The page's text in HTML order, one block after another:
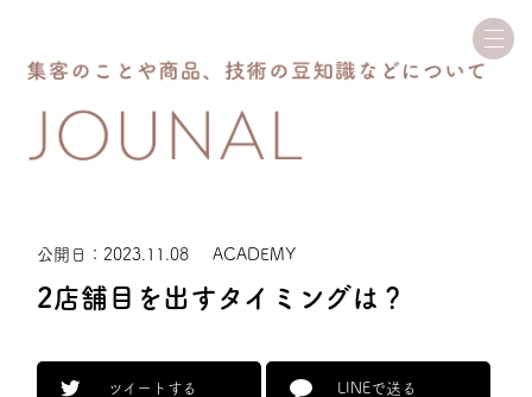
公開日：2023.11.08 ACADEMY
2店舗目を出すタイミングは？
ツイートする LINEで送る